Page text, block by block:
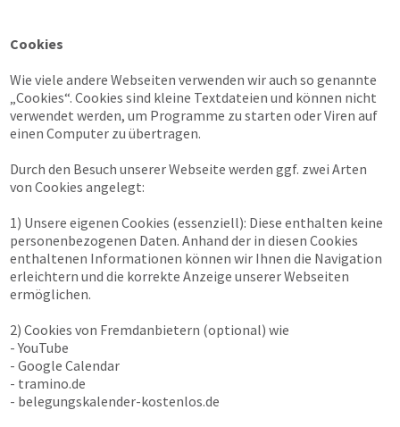
Cookies
Wie viele andere Webseiten verwenden wir auch so genannte
„Cookies“. Cookies sind kleine Textdateien und können nicht
verwendet werden, um Programme zu starten oder Viren auf
einen Computer zu übertragen.
Durch den Besuch unserer Webseite werden ggf. zwei Arten
von Cookies angelegt:
1) Unsere eigenen Cookies (essenziell): Diese enthalten keine
personenbezogenen Daten. Anhand der in diesen Cookies
enthaltenen Informationen können wir Ihnen die Navigation
erleichtern und die korrekte Anzeige unserer Webseiten
ermöglichen.
2) Cookies von Fremdanbietern (optional) wie
- YouTube
- Google Calendar
- tramino.de
- belegungskalender-kostenlos.de